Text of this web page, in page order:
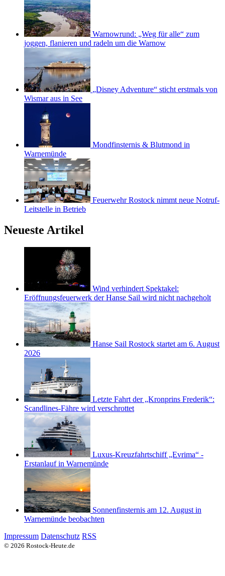
Warnowrund: „Weg für alle“ zum
joggen, flanieren und radeln um die Warnow
„Disney Adventure“ sticht erstmals von
Wismar aus in See
Mondfinsternis & Blutmond in
Warnemünde
Feuerwehr Rostock nimmt neue Notruf-
Leitstelle in Betrieb
Neueste Artikel
Wind verhindert Spektakel:
Eröffnungsfeuerwerk der Hanse Sail wird nicht nachgeholt
Hanse Sail Rostock startet am 6. August
2026
Letzte Fahrt der „Kronprins Frederik“:
Scandlines-Fähre wird verschrottet
Luxus-Kreuzfahrtschiff „Evrima“ -
Erstanlauf in Warnemünde
Sonnenfinsternis am 12. August in
Warnemünde beobachten
Impressum Datenschutz RSS
© 2026 Rostock-Heute.de